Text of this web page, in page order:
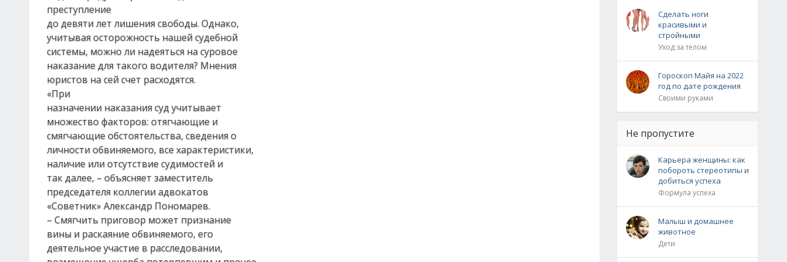
преступление
до девяти лет лишения свободы. Однако,
учитывая осторожность нашей судебной
системы, можно ли надеяться на суровое
наказание для такого водителя? Мнения
юристов на сей счет расходятся.
«При
назначении наказания суд учитывает
множество факторов: отягчающие и
смягчающие обстоятельства, сведения о
личности обвиняемого, все характеристики,
наличие или отсутствие судимостей и
так далее, – объясняет заместитель
председателя коллегии адвокатов
«Советник» Александр Пономарев.
– Смягчить приговор может признание
вины и раскаяние обвиняемого, его
деятельное участие в расследовании,
Сделать ноги
красивыми и
стройными
Уход за телом
Гороскоп Майя на 2022
год по дате рождения
Своими руками
Не пропустите
Карьера женщины: как
побороть стереотипы и
добиться успеха
Формула успеха
Малыш и домашнее
животное
Дети